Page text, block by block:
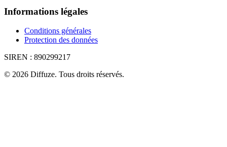
Informations légales
Conditions générales
Protection des données
SIREN : 890299217
© 2026 Diffuze. Tous droits réservés.